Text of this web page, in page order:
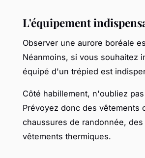
L'équipement
Observer une aurore boréale
Néanmoins, si vous souhaitez
équipé d'un trépied est
Côté habillement, n'oubliez
Prévoyez donc des vêtements
chaussures de randonnée,
vêtements thermiques.